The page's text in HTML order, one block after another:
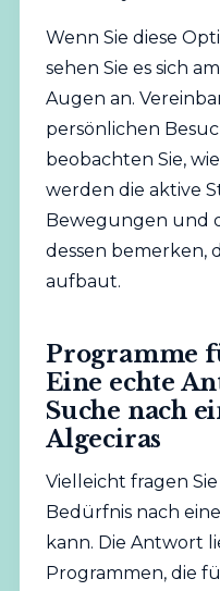
Wenn Sie diese
sehen Sie es sich
Augen an.
persönlichen
beobachten Sie,
werden die aktive
Bewegungen und
dessen bemerken,
aufbaut.
Programme
Eine echte
Suche nach
Algeciras
Vielleicht fragen
Bedürfnis nach
kann. Die Antwort
Programmen, die